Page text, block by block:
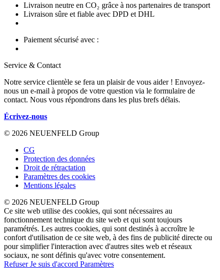
Livraison neutre en CO₂ grâce à nos partenaires de transport
Livraison sûre et fiable avec DPD et DHL
Paiement sécurisé avec :
Service & Contact
Notre service clientèle se fera un plaisir de vous aider ! Envoyez-
nous un e-mail à propos de votre question via le formulaire de
contact. Nous vous répondrons dans les plus brefs délais.
Écrivez-nous
© 2026 NEUENFELD Group
CG
Protection des données
Droit de rétractation
Paramètres des cookies
Mentions légales
© 2026 NEUENFELD Group
Ce site web utilise des cookies, qui sont nécessaires au
fonctionnement technique du site web et qui sont toujours
paramétrés. Les autres cookies, qui sont destinés à accroître le
confort d'utilisation de ce site web, à des fins de publicité directe ou
pour simplifier l'interaction avec d'autres sites web et réseaux
sociaux, ne sont définis qu'avec votre consentement.
RefuserJe suis d'accord Paramètres